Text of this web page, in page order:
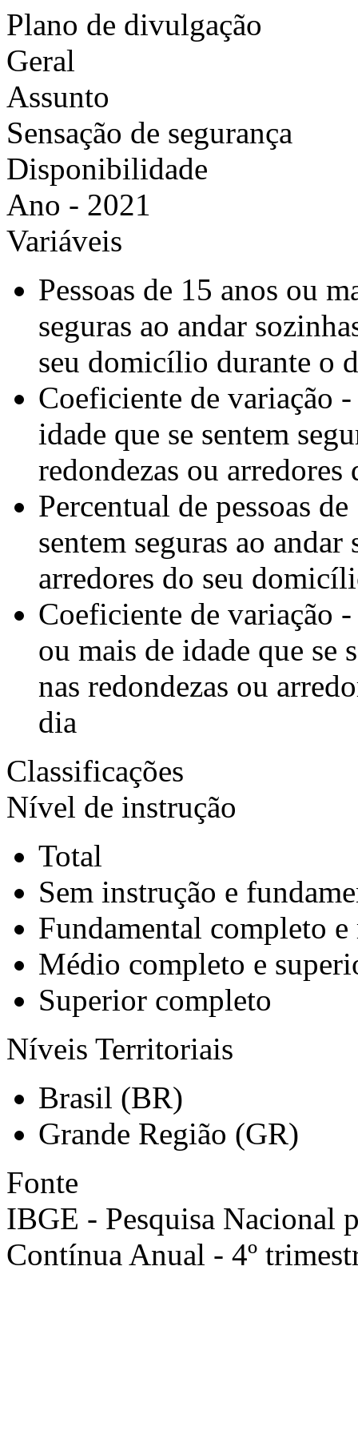
Plano de divulgação
Geral
Assunto
Sensação de segurança
Disponibilidade
Ano - 2021
Variáveis
Pessoas de 15 anos ou
seguras ao andar
seu domicílio durante o
Coeficiente de variação -
idade que se sentem
redondezas ou
Percentual de pessoas
sentem seguras ao
arredores do seu
Coeficiente de variação -
ou mais de idade que se
nas redondezas ou
dia
Classificações
Nível de instrução
Total
Sem instrução e
Fundamental completo
Médio completo e
Superior completo
Níveis Territoriais
Brasil (BR)
Grande Região (GR)
Fonte
IBGE - Pesquisa Nacional
Contínua Anual - 4º